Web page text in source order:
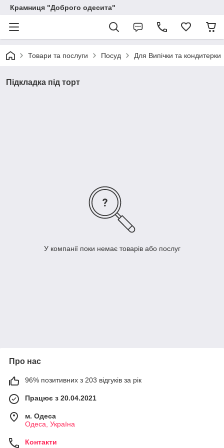
Крамниця "Доброго одесита"
Товари та послуги Посуд Для Випічки та кондитерки
Підкладка під торт
У компанії поки немає товарів або послуг
Про нас
96% позитивних з 203 відгуків за рік
Працює з 20.04.2021
м. Одеса
Одеса, Україна
Контакти